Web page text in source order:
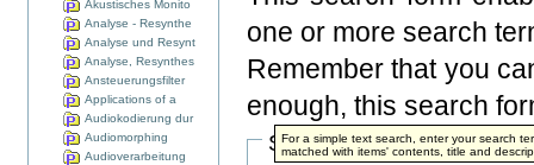
Akustisches Monito
Analyse - Resynthe
Analyse und Resynt
Analyse, Resynthes
Ansteuerungsfilter
Applications of a
Audiokodierung dur
Audiomorphing
Audioverarbeitung
one or more search
Remember that you
enough, this search
Search Terms
For a simple text search, enter your search
matched with items' contents, title and